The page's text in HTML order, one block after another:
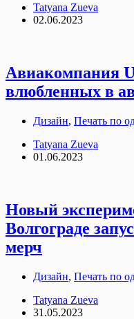
Tatyana Zueva
02.06.2023
Авиакомпания
влюбленных в
Дизайн, Печать по
Tatyana Zueva
01.06.2023
Новый
Волгограде
мерч
Дизайн, Печать по
Tatyana Zueva
31.05.2023